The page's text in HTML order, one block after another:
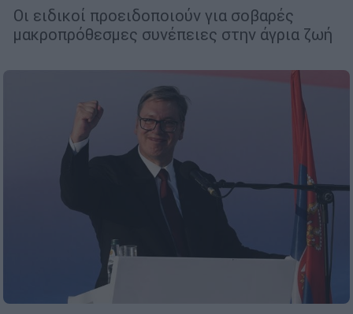
Oι ειδικοί προειδοποιούν για σοβαρές
μακροπρόθεσμες συνέπειες στην άγρια ζωή